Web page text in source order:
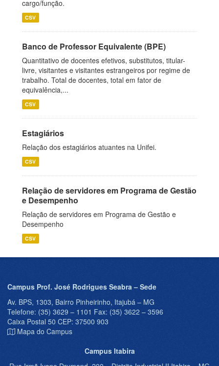
cargo/função.
CSV
Banco de Professor Equivalente (BPE)
Quantitativo de docentes efetivos, substitutos, titular-
livre, visitantes e visitantes estrangeiros por regime de
trabalho. Total de docentes, total em fator de
equivalência,...
CSV
Estagiários
Relação dos estagiários atuantes na Unifei.
CSV
Relação de servidores em Programa de Gestão
e Desempenho
Relação de servidores em Programa de Gestão e
Desempenho
CSV
Campus Prof. José Rodrigues Seabra – Sede
Av. BPS, 1303, Bairro Pinheirinho, Itajubá – MG
Telefone: (35) 3629 – 1101 Fax: (35) 3622 – 3596
Caixa Postal 50 CEP: 37500 903
Mapa do Campus
Campus Itabira